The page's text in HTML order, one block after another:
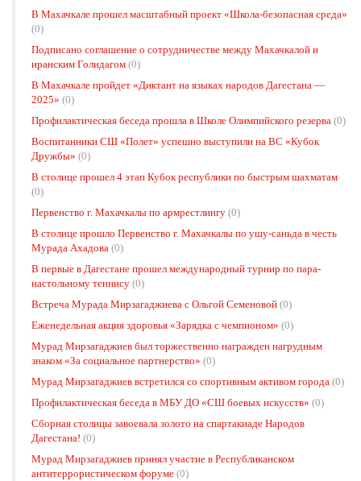
В Махачкале прошел масштабный проект «Школа-безопасная среда»
(0)
Подписано соглашение о сотрудничестве между Махачкалой и
иранским Голидагом (0)
В Махачкале пройдет «Диктант на языках народов Дагестана —
2025» (0)
Профилактическая беседа прошла в Школе Олимпийского резерва (0)
Воспитанники СШ «Полет» успешно выступили на ВС «Кубок
Дружбы» (0)
В столице прошел 4 этап Кубок республики по быстрым шахматам
(0)
Первенство г. Махачкалы по армрестлингу (0)
В столице прошло Первенство г. Махачкалы по ушу-саньда в честь
Мурада Ахадова (0)
В первые в Дагестане прошел международный турнир по пара-
настольному теннису (0)
Встреча Мурада Мирзагаджиева с Ольгой Семеновой (0)
Еженедельная акция здоровья «Зарядка с чемпионом» (0)
Мурад Мирзагаджиев был торжественно награжден нагрудным
знаком «За социальное партнерство» (0)
Мурад Мирзагаджиев встретился со спортивным активом города (0)
Профилактическая беседа в МБУ ДО «СШ боевых искусств» (0)
Сборная столицы завоевала золото на спартакиаде Народов
Дагестана! (0)
Мурад Мирзагаджиев принял участие в Республиканском
антитеррористическом форуме (0)